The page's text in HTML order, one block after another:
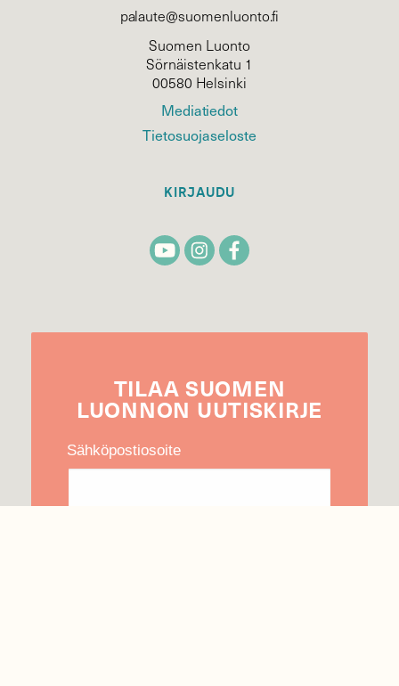
palaute@suomenluonto.fi
Suomen Luonto
Sörnäistenkatu 1
00580 Helsinki
Mediatiedot
Tietosuojaseloste
KIRJAUDU
TILAA SUOMEN
LUONNON UUTIS­KIRJE
Sähköpostiosoite